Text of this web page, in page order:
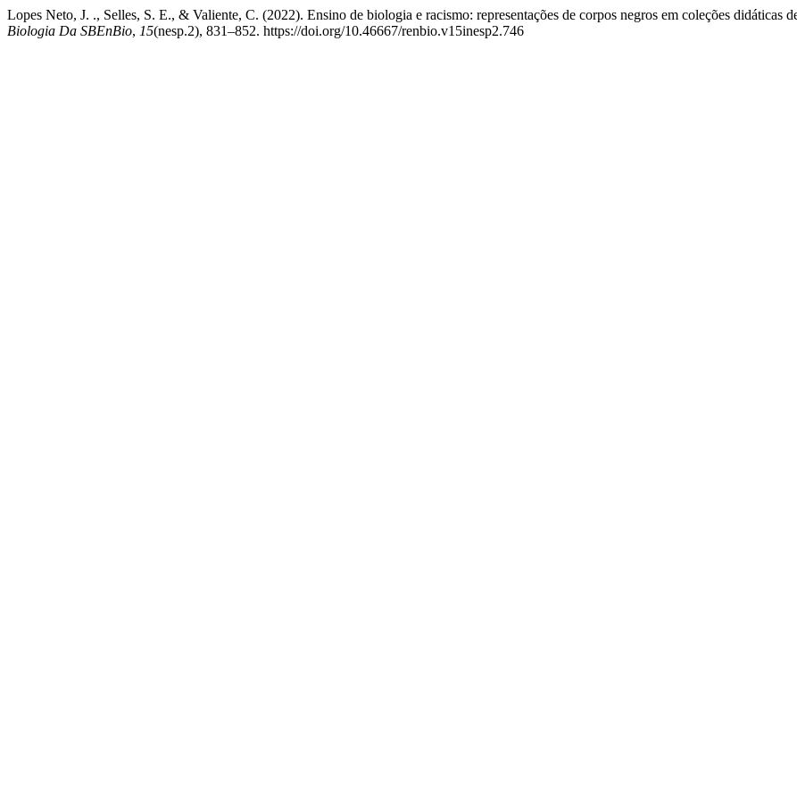
Lopes Neto, J. ., Selles, S. E., & Valiente, C. (2022). Ensino de biologia e racismo: representações de corpos negros em coleções didáticas
Biologia Da SBEnBio, 15(nesp.2), 831–852. https://doi.org/10.46667/renbio.v15inesp2.746